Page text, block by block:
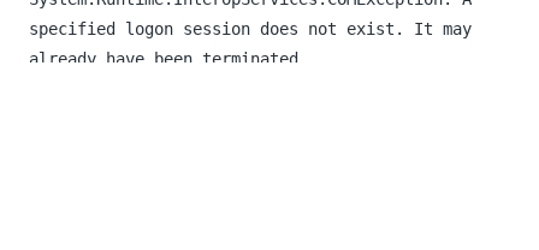
specified logon session does not exist. It may
already have been terminated.